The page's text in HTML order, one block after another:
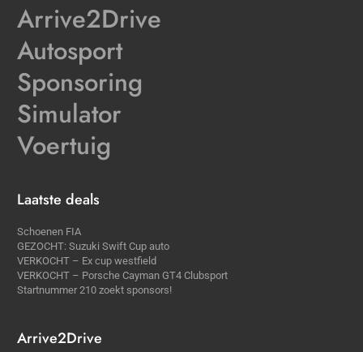
Arrive2Drive
Autosport
Sponsoring
Simulator
Voertuig
Laatste deals
Schoenen FIA
GEZOCHT: Suzuki Swift Cup auto
VERKOCHT – Ex cup westfield
VERKOCHT – Porsche Cayman GT4 Clubsport
Startnummer 210 zoekt sponsors!
Arrive2Drive